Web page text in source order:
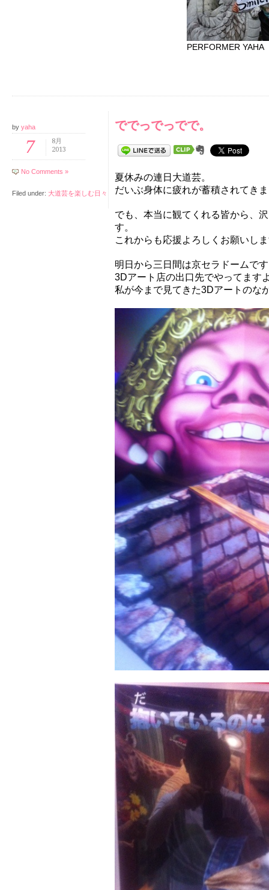
PERFORMER YAHA
by yaha
7
8月
2013
No Comments »
Filed under: 大道芸を楽しむ日々
ででっでっでで。
夏休みの連日大道芸。
だいぶ身体に疲れが蓄積されてき
でも、本当に観てくれる皆から、
す。
これからも応援よろしくお願いし
明日から三日間は京セラドームで
3Dアート店の出口先でやってます
私が今まで見てきた3Dアートのな